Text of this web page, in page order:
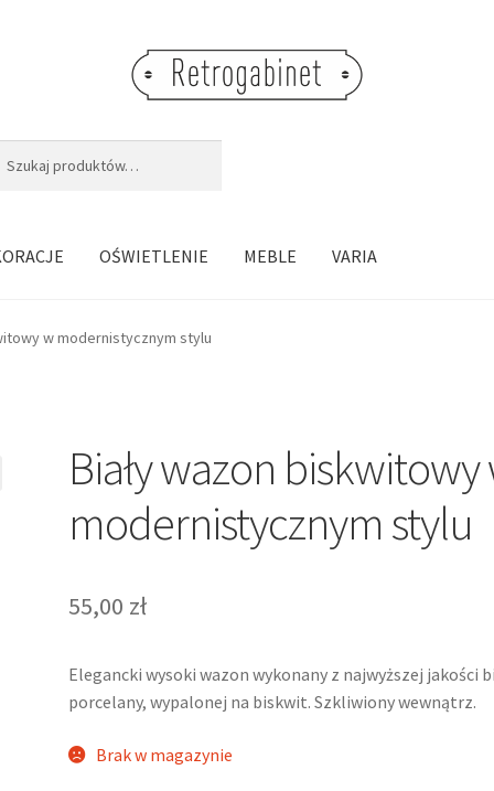
OŚWIETLENIE MEBLE VARIA
w modernistycznym stylu
Biały wazon biskwitowy
modernistycznym stylu
55,00 zł
Elegancki wysoki wazon wykonany z najwyższej jakości
porcelany, wypalonej na biskwit. Szkliwiony wewnątrz.
Brak w magazynie